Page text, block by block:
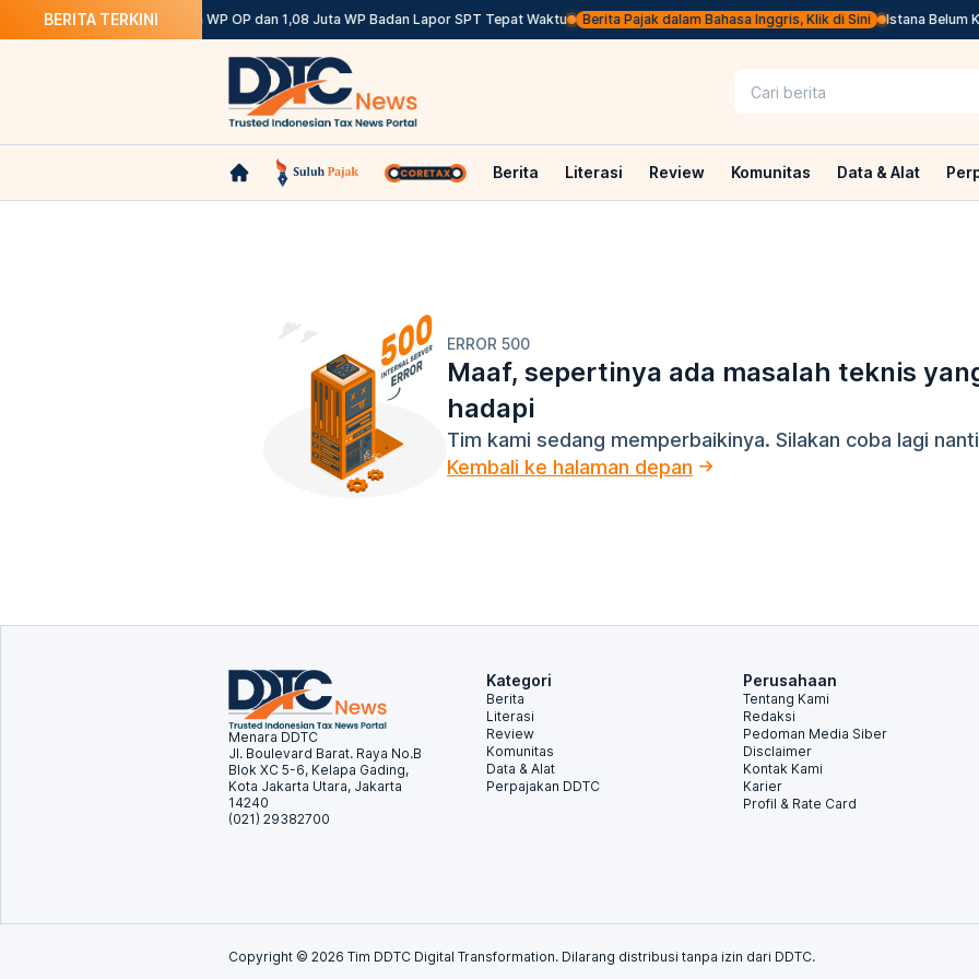
BERITA TERKINI
DJP: 12,12 Juta WP OP dan 1,08 Juta WP Badan Lapor SPT Tepat Waktu Berita Pajak dalam Bahasa Inggris, Klik di Sini Istana Belum
Berita Literasi Review Komunitas Data & Alat
ERROR 500
Maaf, sepertinya ada masalah teknis
hadapi
Tim kami sedang memperbaikinya. Silakan coba lagi
Kembali ke halaman depan
Menara DDTC
Jl. Boulevard Barat. Raya No.B
Blok XC 5-6, Kelapa Gading,
Kota Jakarta Utara, Jakarta
14240
(021) 29382700
Kategori
Berita
Literasi
Review
Komunitas
Data & Alat
Perpajakan DDTC
Perusahaan
Tentang Kami
Redaksi
Pedoman Media Siber
Disclaimer
Kontak Kami
Karier
Profil & Rate Card
Copyright © 2026 Tim DDTC Digital Transformation. Dilarang distribusi tanpa izin dari DDTC.